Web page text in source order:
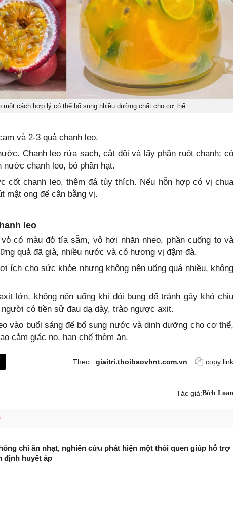
một cách hợp lý có thể bổ sung nhiều dưỡng chất cho cơ thể.
và 2-3 quả chanh leo.
Chanh leo rửa sạch, cắt đôi và lấy phần ruột chanh; có
nước chanh leo, bỏ phần hạt.
cốt chanh leo, thêm đá tùy thích. Nếu hỗn hợp có vị chua
mật ong để cân bằng vị.
leo
có màu đỏ tía sẫm, vỏ hơi nhăn nheo, phần cuống to và
quả đã già, nhiều nước và có hương vị đậm đà.
ích cho sức khỏe nhưng không nên uống quá nhiều, không
lớn, không nên uống khi đói bụng để tránh gây khó chịu
có tiền sử đau dạ dày, trào ngược axit.
vào buổi sáng để bổ sung nước và dinh dưỡng cho cơ thể,
cảm giác no, hạn chế thèm ăn.
Theo: giaitri.thoibaovhnt.com.vn copy link
Tác giả:Bích Loan
chỉ ăn nhạt, nghiên cứu phát hiện một thói quen giúp hỗ trợ
định huyết áp